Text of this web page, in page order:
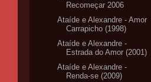
Recomeçar 2006
Ataíde e Alexandre - Amor
Carrapicho (1998)
Ataíde e Alexandre -
Estrada do Amor (2001)
Ataíde e Alexandre -
Renda-se (2009)